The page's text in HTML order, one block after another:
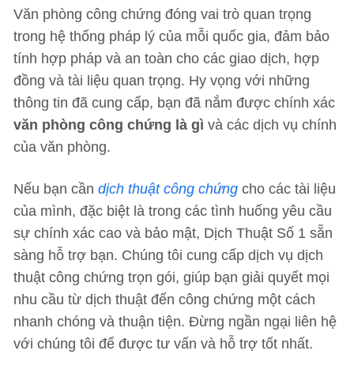
Văn phòng công chứng đóng vai trò quan trọng
trong hệ thống pháp lý của mỗi quốc gia, đảm bảo
tính hợp pháp và an toàn cho các giao dịch, hợp
đồng và tài liệu quan trọng. Hy vọng với những
thông tin đã cung cấp, bạn đã nắm được chính xác
văn phòng công chứng là gì và các dịch vụ chính
của văn phòng.
Nếu bạn cần dịch thuật công chứng cho các tài liệu
của mình, đặc biệt là trong các tình huống yêu cầu
sự chính xác cao và bảo mật, Dịch Thuật Số 1 sẵn
sàng hỗ trợ bạn. Chúng tôi cung cấp dịch vụ dịch
thuật công chứng trọn gói, giúp bạn giải quyết mọi
nhu cầu từ dịch thuật đến công chứng một cách
nhanh chóng và thuận tiện. Đừng ngần ngại liên hệ
với chúng tôi để được tư vấn và hỗ trợ tốt nhất.